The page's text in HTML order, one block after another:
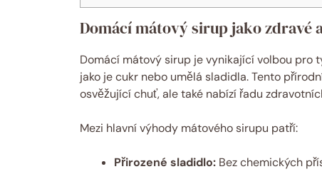
Domácí mátový sirup jako
Domácí mátový sirup je vynikající volbou pro
jako je cukr nebo umělá sladidla. Tento
osvěžující chuť, ale také nabízí řadu
Mezi hlavní výhody mátového sirupu patří:
Přirozené sladidlo: Bez chemických